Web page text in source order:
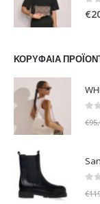
0
€
ΚΟΡΥΦΑΊΑ
€
€